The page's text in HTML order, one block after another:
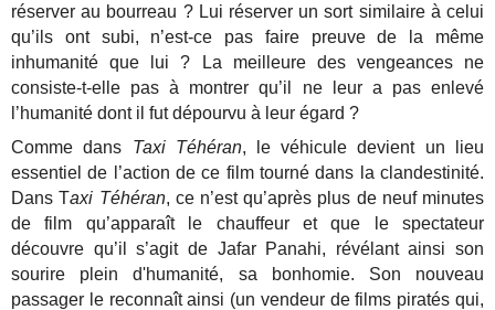
réserver au bourreau ? Lui réserver un sort similaire à celui
qu’ils ont subi, n’est-ce pas faire preuve de la même
inhumanité que lui ? La meilleure des vengeances ne
consiste-t-elle pas à montrer qu’il ne leur a pas enlevé
l’humanité dont il fut dépourvu à leur égard ?
Comme dans Taxi Téhéran, le véhicule devient un lieu
essentiel de l’action de ce film tourné dans la clandestinité.
Dans Taxi Téhéran, ce n’est qu’après plus de neuf minutes
de film qu’apparaît le chauffeur et que le spectateur
découvre qu’il s’agit de Jafar Panahi, révélant ainsi son
sourire plein d'humanité, sa bonhomie. Son nouveau
passager le reconnaît ainsi (un vendeur de films piratés qui,